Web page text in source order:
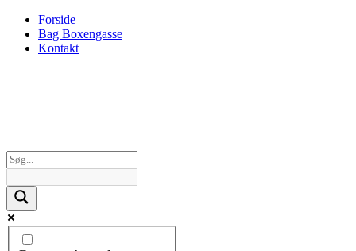
Forside
Bag Boxengasse
Kontakt